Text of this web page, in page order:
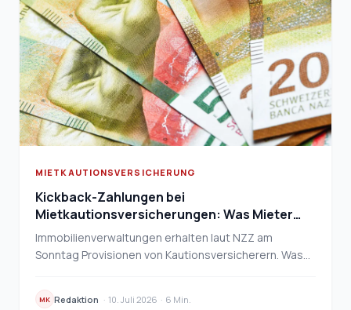
MIETKAUTIONSVERSICHERUNG
Kickback-Zahlungen bei
Mietkautionsversicherungen: Was Mieter
wissen sollten
Immobilienverwaltungen erhalten laut NZZ am
Sonntag Provisionen von Kautionsversicherern. Was
nu…
MK Redaktion · 10. Juli 2026 · 6 Min.